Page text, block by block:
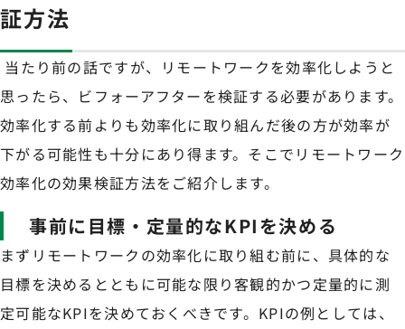
証方法
当たり前の話ですが、リモートワークを効率化しようと
思ったら、ビフォーアフターを検証する必要があります。
効率化する前よりも効率化に取り組んだ後の方が効率が
下がる可能性も十分にあり得ます。そこでリモートワーク
効率化の効果検証方法をご紹介します。
事前に目標・定量的なKPIを決める
まずリモートワークの効率化に取り組む前に、具体的な
目標を決めるとともに可能な限り客観的かつ定量的に測
定可能なKPIを決めておくべきです。KPIの例としては、